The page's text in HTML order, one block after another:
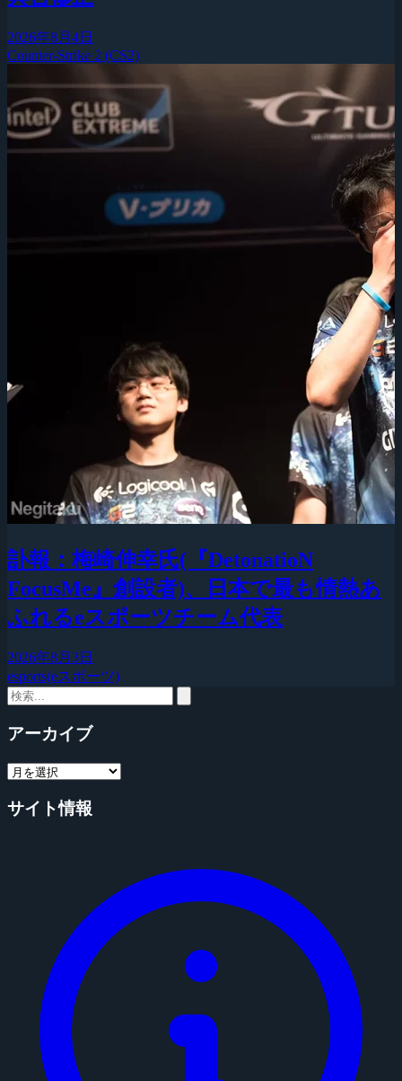
2026年8月4日
Counter-Strike 2 (CS2)
訃報：梅崎伸幸氏(『DetonatioN
FocusMe』創設者)、日本で最も情熱あ
ふれるeスポーツチーム代表
2026年8月3日
esports(eスポーツ)
アーカイブ
サイト情報